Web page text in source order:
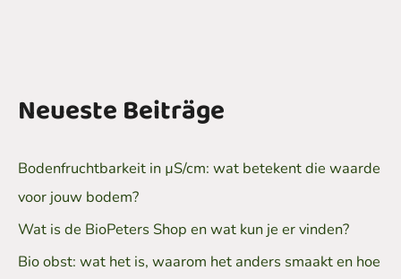
Neueste Beiträge
Bodenfruchtbarkeit in µS/cm: wat betekent die waarde
voor jouw bodem?
Wat is de BioPeters Shop en wat kun je er vinden?
Bio obst: wat het is, waarom het anders smaakt en hoe